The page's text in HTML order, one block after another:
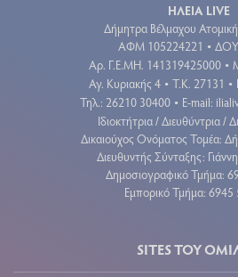
ΗΛΕΙΑ LIVE
Δήμητρα Βέλμαχου Ατομική
ΑΦΜ 105224221 •
Aρ. Γ.Ε.ΜΗ. 141319425000 •
Αγ. Κυριακής 4 • Τ.Κ. 27131 •
Τηλ.: 26210 30400 • E-mail:
Ιδιοκτήτρια / Διευθύντρια /
Δικαιούχος Ονόματος Τομέα:
Διευθυντής Σύνταξης:
Δημοσιογραφικό Τμήμα:
Εμπορικό Τμήμα: 6945
SITES ΤΟΥ